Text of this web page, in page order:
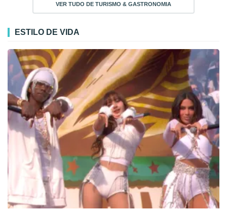
VER TUDO DE TURISMO & GASTRONOMIA
ESTILO DE VIDA